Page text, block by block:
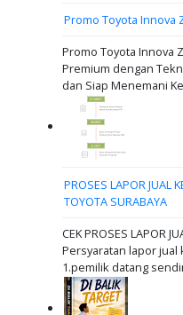
Promo Toyota Innova
Promo Toyota Innova
Premium dengan
dan Siap Menemani
PROSES LAPOR JUAL
TOYOTA SURABAYA
CEK PROSES LAPOR
Persyaratan lapor jual
1.pemilik datang